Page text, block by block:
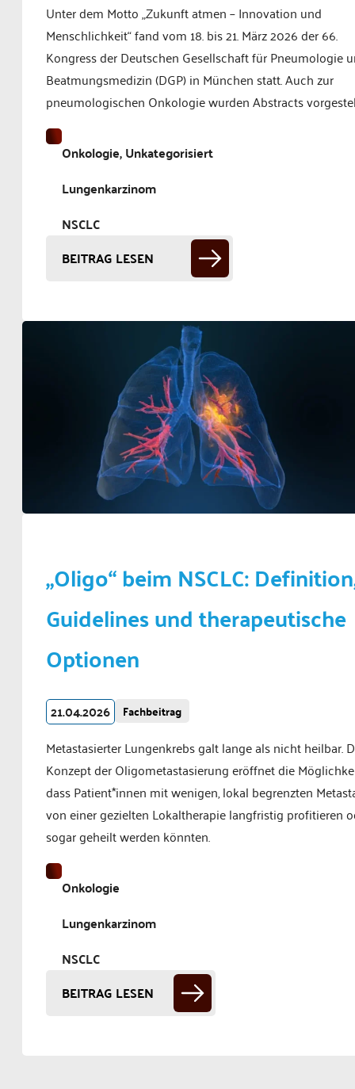
Unter dem Motto „Zukunft atmen – Innovation und
Menschlichkeit“ fand vom 18. bis 21. März 2026 der 66.
Kongress der Deutschen Gesellschaft für Pneumologie
Beatmungsmedizin (DGP) in München statt. Auch zur
pneumologischen Onkologie wurden Abstracts
Onkologie, Unkategorisiert
Lungenkarzinom
NSCLC
BEITRAG LESEN
„Oligo“ beim NSCLC:
Guidelines und therapeutische
Optionen
21.04.2026 Fachbeitrag
Metastasierter Lungenkrebs galt lange als nicht heilbar.
Konzept der Oligometastasierung eröffnet die
dass Patient*innen mit wenigen, lokal begrenzten
von einer gezielten Lokaltherapie langfristig profitieren
sogar geheilt werden könnten.
Onkologie
Lungenkarzinom
NSCLC
BEITRAG LESEN